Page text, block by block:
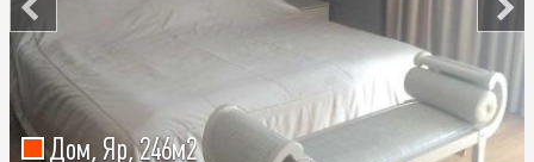
Дом, Яр, 246м2